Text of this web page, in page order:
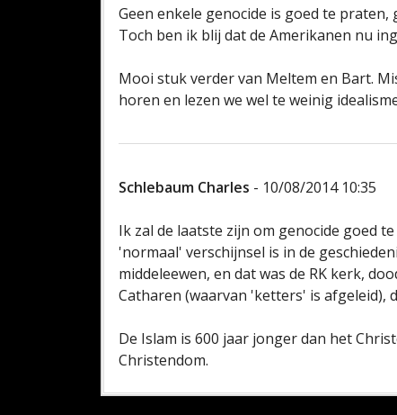
Geen enkele genocide is goed te
Toch ben ik blij dat de Amerikanen nu
Mooi stuk verder van Meltem en Bart.
horen en lezen we wel te weinig
Schlebaum Charles - 10/08/2014 10:35
Ik zal de laatste zijn om genocide goed
'normaal' verschijnsel is in de
middeleewen, en dat was de RK kerk,
Catharen (waarvan 'ketters' is afgeleid),
De Islam is 600 jaar jonger dan het
Christendom.